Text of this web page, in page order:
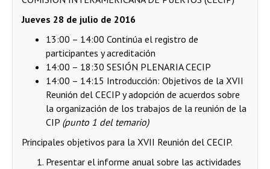
Jueves 28 de julio de 2016
13:00 – 14:00 Continúa el registro de
participantes y acreditación
14:00 – 18:30 SESIÓN PLENARIA CECIP
14:00 – 14:15 Introducción: Objetivos de la XVII
Reunión del CECIP y adopción de acuerdos sobre
la organización de los trabajos de la reunión de la
CIP (punto 1 del temario)
Principales objetivos para la XVII Reunión del CECIP.
Presentar el informe anual sobre las actividades